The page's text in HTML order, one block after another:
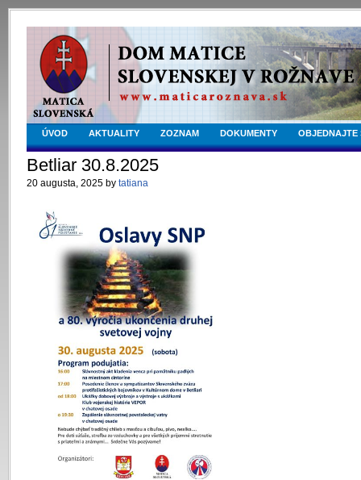
ÚVOD AKTUALITY ZOZNAM DOKUMENTY OBJEDNAJTE
Betliar 30.8.2025
20 augusta, 2025 by tatiana